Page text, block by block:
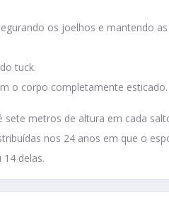
os joelhos e mantendo
tuck.
o corpo completamente esticado.
metros de altura em cada
nos 24 anos em que o
delas.